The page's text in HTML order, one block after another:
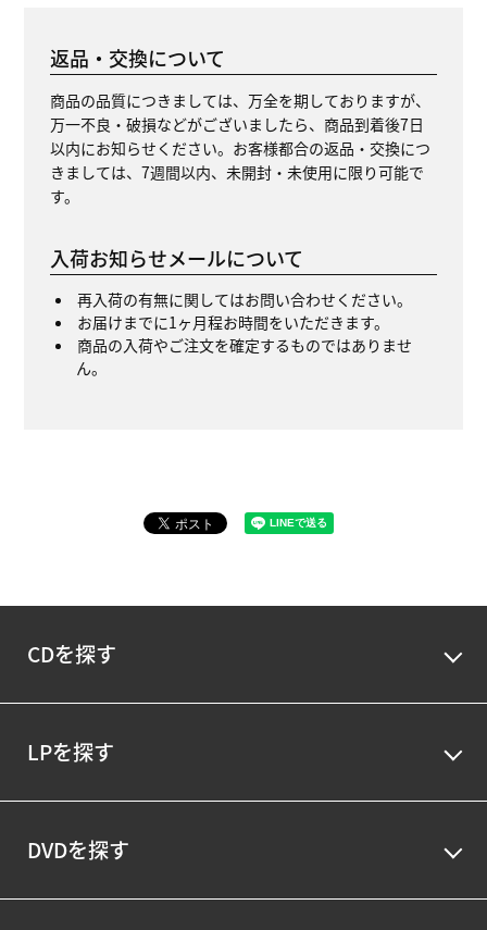
返品・交換について
商品の品質につきましては、万全を期しておりますが、
万一不良・破損などがございましたら、商品到着後7日
以内にお知らせください。お客様都合の返品・交換につ
きましては、7週間以内、未開封・未使用に限り可能で
す。
入荷お知らせメールについて
再入荷の有無に関してはお問い合わせください。
お届けまでに1ヶ月程お時間をいただきます。
商品の入荷やご注文を確定するものではありませ
ん。
CDを探す
LPを探す
DVDを探す